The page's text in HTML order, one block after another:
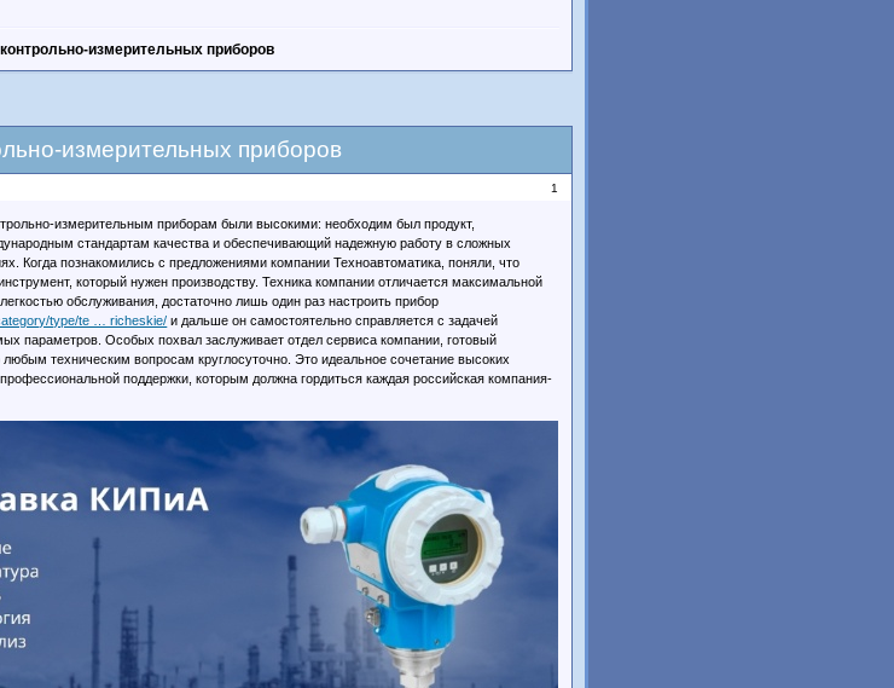
измерительных приборов
измерительных приборов
1
измерительным приборам были высокими: необходим был продукт,
стандартам качества и обеспечивающий надежную работу в сложных
Когда познакомились с предложениями компании Техноавтоматика, поняли, что
который нужен производству. Техника компании отличается максимальной
обслуживания, достаточно лишь один раз настроить прибор
type/te … richeskie/ и дальше он самостоятельно справляется с задачей
параметров. Особых похвал заслуживает отдел сервиса компании, готовый
любым техническим вопросам круглосуточно. Это идеальное сочетание высоких
поддержки, которым должна гордиться каждая российская компания-